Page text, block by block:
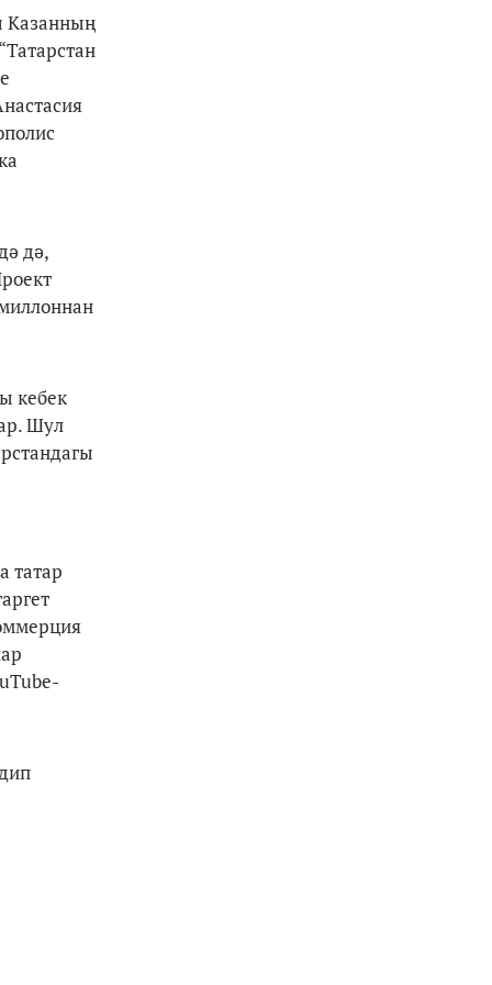
Казанның
дә,
кебек
Шул
татар